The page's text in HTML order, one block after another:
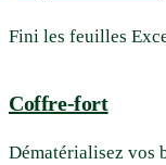
Fini les feuilles
Coffre-fort
Dématérialisez vos